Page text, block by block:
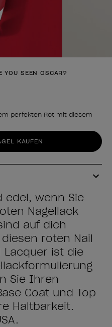
YOU SEEN OSCAR?
perfekten Rot mit diesem
KAUFEN
edel, wenn Sie
Nagellack
auf dich
roten Nail
Lacquer ist die
Sie Ihren
Coat und Top
Haltbarkeit.